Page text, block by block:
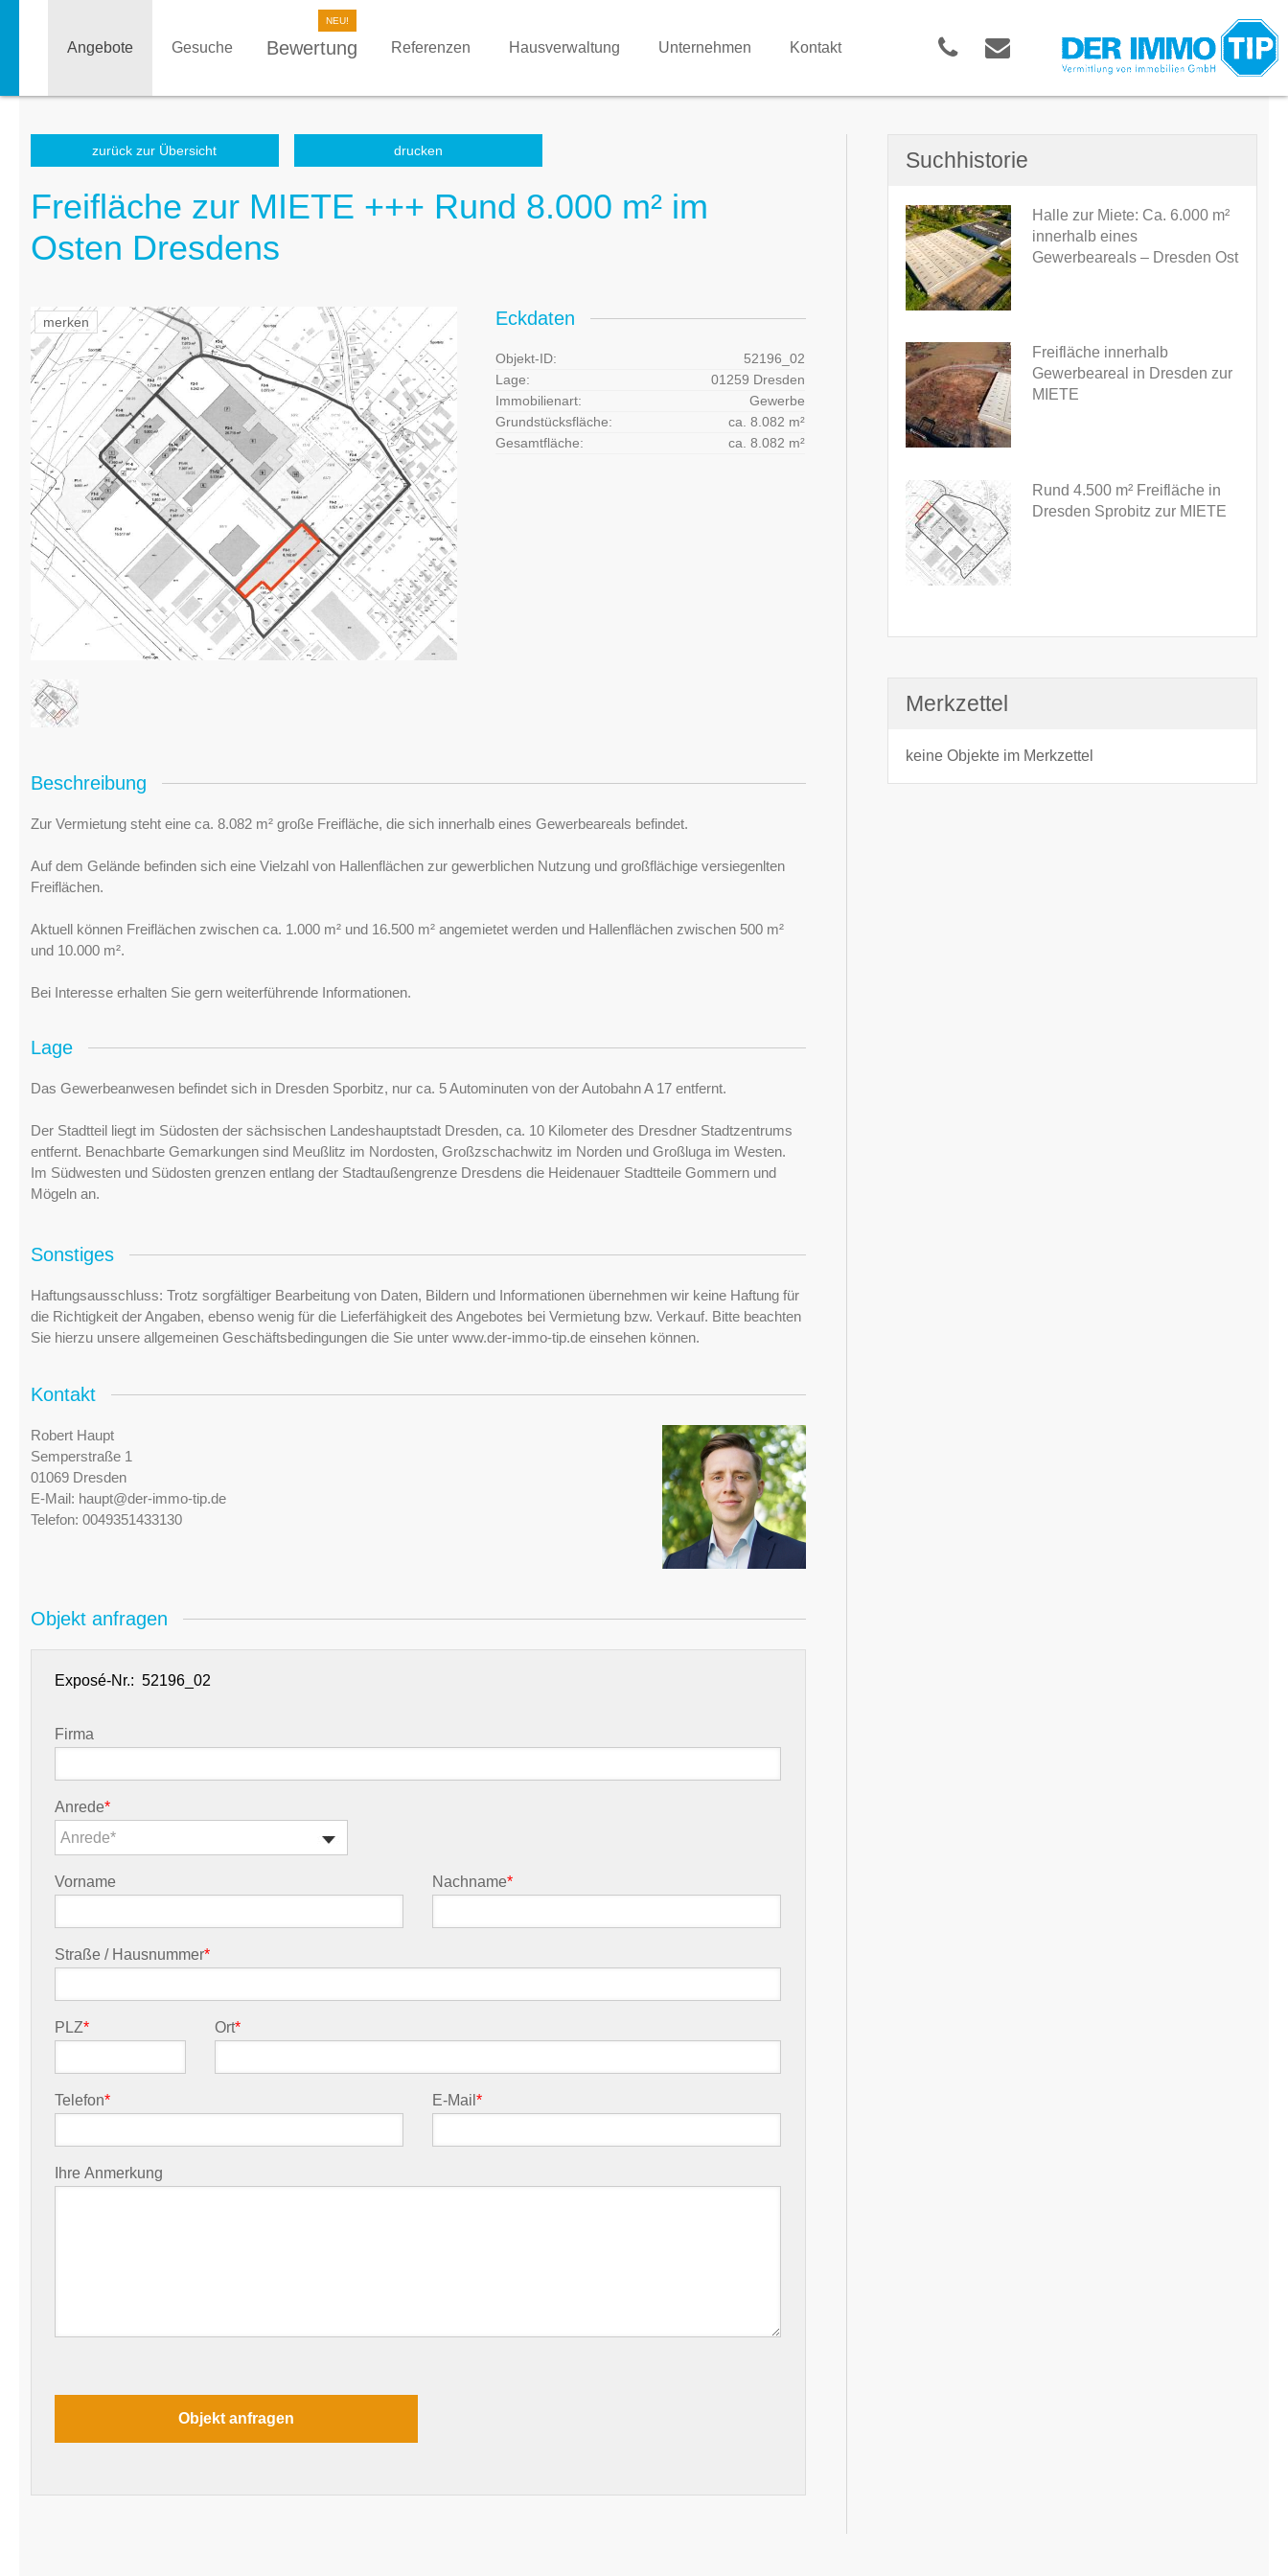
Angebote Gesuche Bewertung Referenzen Hausverwaltung Unternehmen Kontakt
zurück zur Übersicht drucken
Freifläche zur MIETE +++ Rund 8.000 m² im
Osten Dresdens
merken Eckdaten
Objekt-ID:
52196_02
Lage:
01259 Dresden
Immobilienart:
Gewerbe
Grundstücksfläche:
ca. 8.082 m²
Gesamtfläche:
ca. 8.082 m²
Beschreibung
Zur Vermietung steht eine ca. 8.082 m² große Freifläche, die sich innerhalb eines Gewerbeareals befindet.
Auf dem Gelände befinden sich eine Vielzahl von Hallenflächen zur gewerblichen Nutzung und großflächige versiegenlten
Freiflächen.
Aktuell können Freiflächen zwischen ca. 1.000 m² und 16.500 m² angemietet werden und Hallenflächen zwischen 500 m²
und 10.000 m².
Bei Interesse erhalten Sie gern weiterführende Informationen.
Lage
Das Gewerbeanwesen befindet sich in Dresden Sporbitz, nur ca. 5 Autominuten von der Autobahn A 17 entfernt.
Der Stadtteil liegt im Südosten der sächsischen Landeshauptstadt Dresden, ca. 10 Kilometer des Dresdner Stadtzentrums
entfernt. Benachbarte Gemarkungen sind Meußlitz im Nordosten, Großzschachwitz im Norden und Großluga im Westen.
Im Südwesten und Südosten grenzen entlang der Stadtaußengrenze Dresdens die Heidenauer Stadtteile Gommern und
Mögeln an.
Sonstiges
Haftungsausschluss: Trotz sorgfältiger Bearbeitung von Daten, Bildern und Informationen übernehmen wir keine Haftung für
die Richtigkeit der Angaben, ebenso wenig für die Lieferfähigkeit des Angebotes bei Vermietung bzw. Verkauf. Bitte beachten
Sie hierzu unsere allgemeinen Geschäftsbedingungen die Sie unter www.der-immo-tip.de einsehen können.
Kontakt
Robert Haupt
Semperstraße 1
01069 Dresden
E-Mail: haupt@der-immo-tip.de
Telefon: 0049351433130
Objekt anfragen
Exposé-Nr.:
Firma
Anrede*
Anrede*
Vorname Nachname*
Straße / Hausnummer*
PLZ* Ort*
Telefon* E-Mail*
Ihre Anmerkung
Suchhistorie
Halle zur Miete: Ca. 6.000 m²
innerhalb eines
Gewerbeareals – Dresden Ost
Freifläche innerhalb
Gewerbeareal in Dresden zur
MIETE
Rund 4.500 m² Freifläche in
Dresden Sprobitz zur MIETE
Merkzettel
keine Objekte im Merkzettel